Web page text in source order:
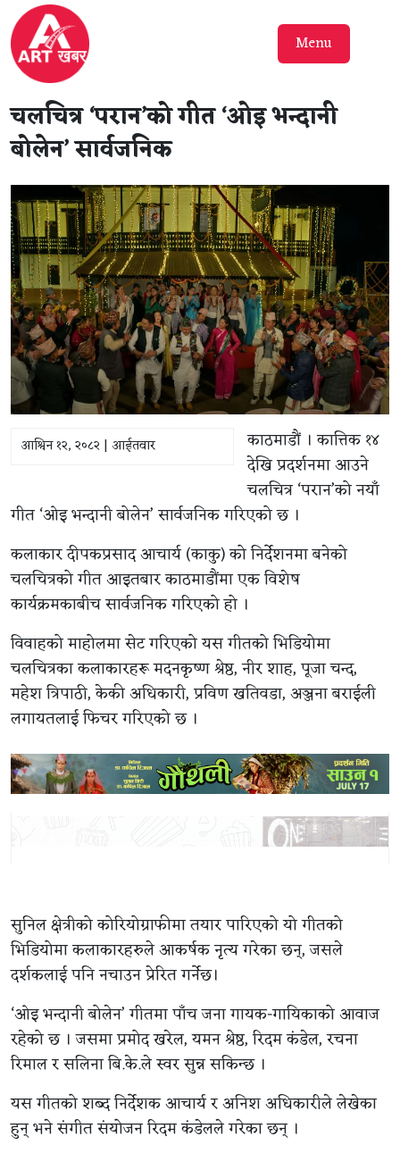
Menu
चलचित्र ‘परान’को गीत ‘ओइ भन्दानी
बोलेन’ सार्वजनिक
आश्विन १२, २०८२ | आईतवार
काठमाडौं । कात्तिक १४
देखि प्रदर्शनमा आउने
चलचित्र ‘परान’को नयाँ
गीत ‘ओइ भन्दानी बोलेन’ सार्वजनिक गरिएको छ ।
कलाकार दीपकप्रसाद आचार्य (काकु) को निर्देशनमा बनेको
चलचित्रको गीत आइतबार काठमाडौंमा एक विशेष
कार्यक्रमकाबीच सार्वजनिक गरिएको हो ।
विवाहको माहोलमा सेट गरिएको यस गीतको भिडियोमा
चलचित्रका कलाकारहरू मदनकृष्ण श्रेष्ठ, नीर शाह, पूजा चन्द,
महेश त्रिपाठी, केकी अधिकारी, प्रविण खतिवडा, अञ्जना बराईली
लगायतलाई फिचर गरिएको छ ।
सुनिल क्षेत्रीको कोरियोग्राफीमा तयार पारिएको यो गीतको
भिडियोमा कलाकारहरुले आकर्षक नृत्य गरेका छन्, जसले
दर्शकलाई पनि नचाउन प्रेरित गर्नेछ।
‘ओइ भन्दानी बोलेन’ गीतमा पाँच जना गायक-गायिकाको आवाज
रहेको छ । जसमा प्रमोद खरेल, यमन श्रेष्ठ, रिदम कंडेल, रचना
रिमाल र सलिना बि.के.ले स्वर सुन्न सकिन्छ ।
यस गीतको शब्द निर्देशक आचार्य र अनिश अधिकारीले लेखेका
हुन् भने संगीत संयोजन रिदम कंडेलले गरेका छन् ।